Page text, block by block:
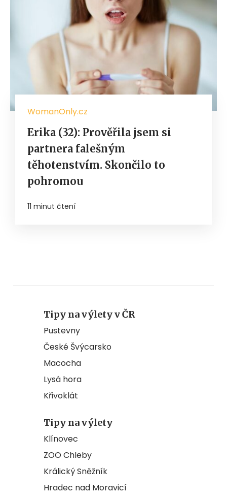
WomanOnly.cz
Erika (32): Prověřila jsem si
partnera falešným
těhotenstvím. Skončilo to
pohromou
11 minut čtení
Tipy na výlety v ČR
Pustevny
České Švýcarsko
Macocha
Lysá hora
Křivoklát
Tipy na výlety
Klínovec
ZOO Chleby
Králický Sněžník
Hradec nad Moravicí